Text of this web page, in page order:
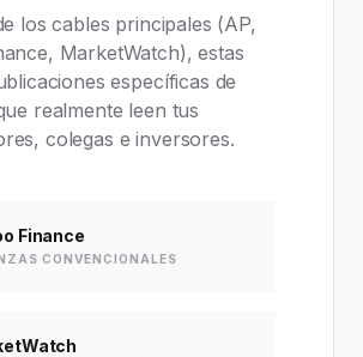
los cables principales (AP,
MarketWatch), estas
específicas de
realmente leen tus
colegas e inversores.
Finance
CONVENCIONALES